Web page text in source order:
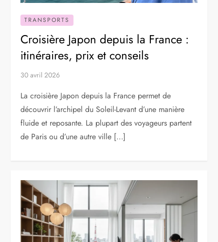
TRANSPORTS
Croisière Japon depuis la France :
itinéraires, prix et conseils
30 avril 2026
La croisière Japon depuis la France permet de
découvrir l’archipel du Soleil-Levant d’une manière
fluide et reposante. La plupart des voyageurs partent
de Paris ou d’une autre ville […]